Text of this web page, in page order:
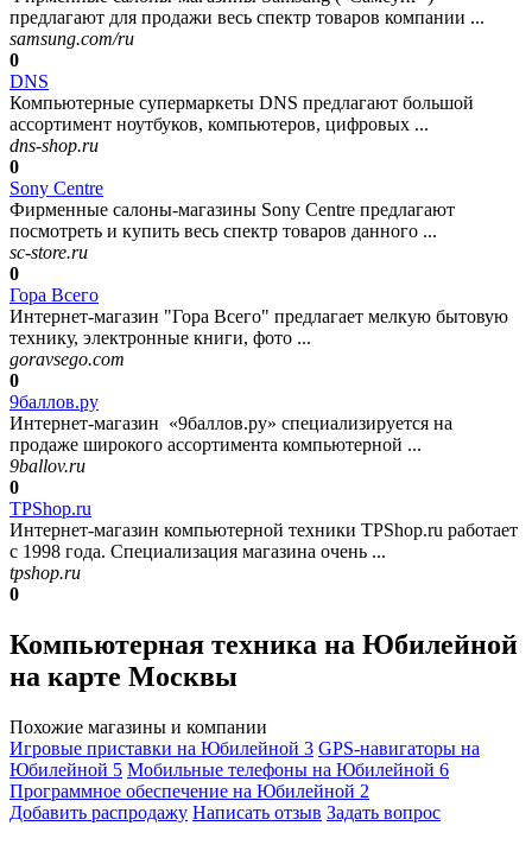
предлагают для продажи весь спектр товаров компании ...
samsung.com/ru
0
DNS
Компьютерные супермаркеты DNS предлагают большой
ассортимент ноутбуков, компьютеров, цифровых ...
dns-shop.ru
0
Sony Centre
Фирменные салоны-магазины Sony Centre предлагают
посмотреть и купить весь спектр товаров данного ...
sc-store.ru
0
Гора Всего
Интернет-магазин "Гора Всего" предлагает мелкую бытовую
технику, электронные книги, фото ...
goravsego.com
0
9баллов.ру
Интернет-магазин «9баллов.ру» специализируется на
продаже широкого ассортимента компьютерной ...
9ballov.ru
0
TPShop.ru
Интернет-магазин компьютерной техники TPShop.ru работает
с 1998 года. Специализация магазина очень ...
tpshop.ru
0
Компьютерная техника на Юбилейной
на карте Москвы
Похожие магазины и компании
Игровые приставки на Юбилейной 3 GPS-навигаторы на
Юбилейной 5 Мобильные телефоны на Юбилейной 6
Программное обеспечение на Юбилейной 2
Добавить раcпродажу Написать отзыв Задать вопрос